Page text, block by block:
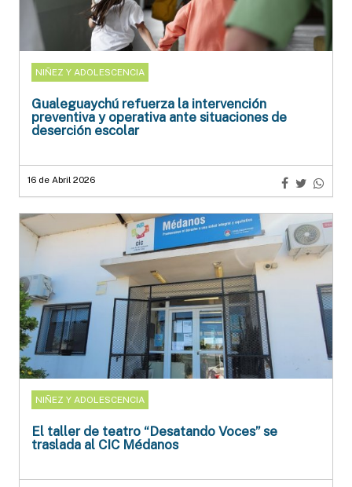
NIÑEZ Y ADOLESCENCIA
Gualeguaychú refuerza la intervención
preventiva y operativa ante situaciones de
deserción escolar
16 de Abril 2026
NIÑEZ Y ADOLESCENCIA
El taller de teatro “Desatando Voces” se
traslada al CIC Médanos